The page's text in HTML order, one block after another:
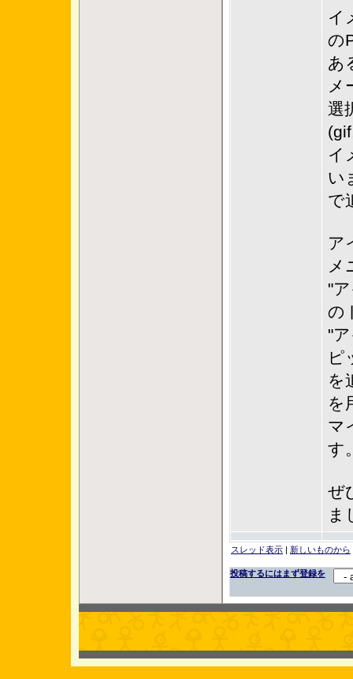
イ
の
あ
メ
選
イ
い
で
ア
メ
"
の
"
ピ
を
を
マ
す
ぜ
ま
スレッド表示 | 新しいものから
投稿するにはまず登録を